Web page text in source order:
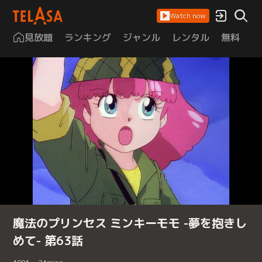
Watch now
見放題 ランキング ジャンル レンタル 無料
魔法のプリンセス ミンキーモモ -夢を抱きし
めて- 第63話